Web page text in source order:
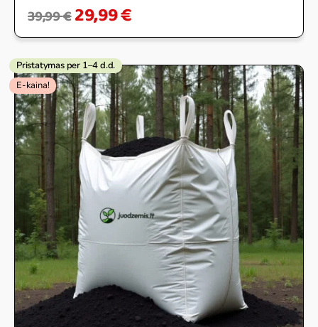
39,99€29,99€
E-kaina!
Pristatymas per 1–4 d.d.